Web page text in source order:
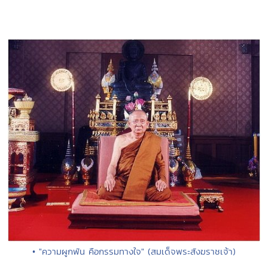
• "ความผูกพัน คือกรรมทางใจ" (สมเด็จพระสังฆราชเจ้า)